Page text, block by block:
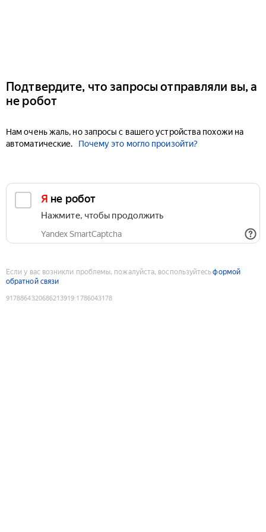
Подтвердите, что запросы отправляли вы, а
не робот
Нам очень жаль, но запросы с вашего устройства похожи на
автоматические.
Почему это могло произойти?
Я не робот
Нажмите, чтобы продолжить
Yandex SmartCaptcha
Если у вас возникли проблемы, пожалуйста, воспользуйтесьформой
обратной связи
9178864320686213919:1786043178